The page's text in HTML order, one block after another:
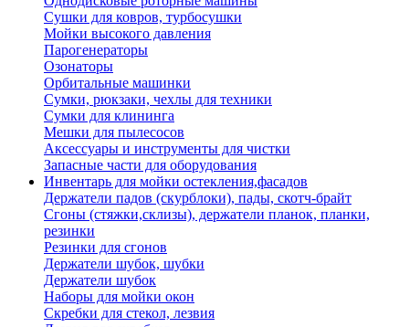
Сушки для ковров, турбосушки
Мойки высокого давления
Парогенераторы
Озонаторы
Орбитальные машинки
Сумки, рюкзаки, чехлы для техники
Сумки для клининга
Мешки для пылесосов
Аксессуары и инструменты для чистки
Запасные части для оборудования
Инвентарь для мойки остекления,фасадов
Держатели падов (скурблоки), пады, скотч-брайт
Сгоны (стяжки,склизы), держатели планок, планки,
резинки
Резинки для сгонов
Держатели шубок, шубки
Держатели шубок
Наборы для мойки окон
Скребки для стекол, лезвия